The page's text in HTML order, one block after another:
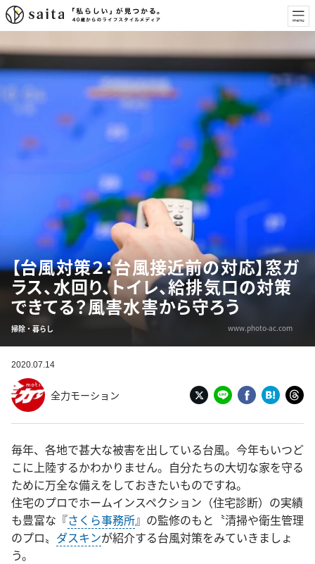
【台風対策２：台風接近前の対応】窓ガ
ラス、水回り、トイレ、給排気口の対策
できてる？風害水害から守ろう
掃除・暮らし www.photo-ac.com
2020.07.14
全力モーション
毎年、各地で甚大な被害を出している台風。今年もいつど
こに上陸するかわかりません。自分たちの大切な家を守る
ために万全な備えをしておきたいものですね。
住宅のプロでホームインスペクション（住宅診断）の実績
も豊富な『さくら事務所』の監修のもと〝清掃や衛生管理
のプロ〟 ダスキンが紹介する台風対策をみていきましょ
う。